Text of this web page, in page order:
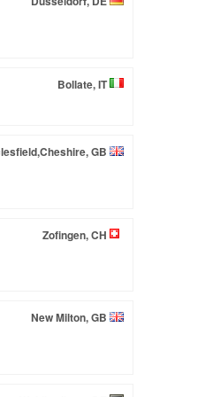
Bollate, IT
GB
Zofingen, CH
New Milton, GB